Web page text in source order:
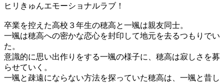
ヒリきゅんエモーショナルラブ！
卒業を控えた高校３年生の穂高と一颯は親友同士。
一颯は穂高への密かな恋心を封印して地元を去るつもりでい
た。
意識的に思い出作りをする一颯の様子に、穂高は寂しさを募
らせていく。
一颯と疎遠にならない方法を探っていた穂高は、一颯と昔し